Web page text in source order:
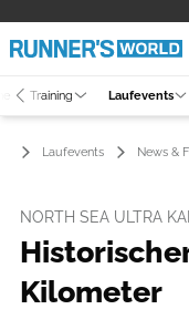
Training Laufevents
Laufevents News &
NORTH SEA ULTRA
Kilometer